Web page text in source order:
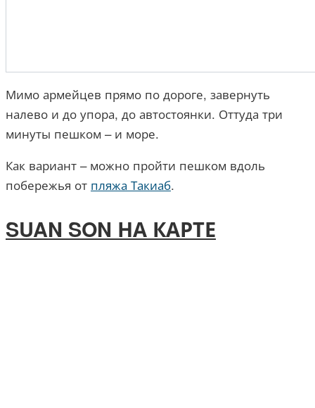
Мимо армейцев прямо по дороге, завернуть
налево и до упора, до автостоянки. Оттуда три
минуты пешком – и море.
Как вариант – можно пройти пешком вдоль
побережья от пляжа Такиаб.
SUAN SON НА КАРТЕ